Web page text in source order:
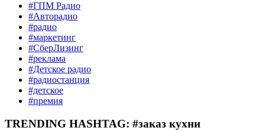
#ГПМ Радио
#Авторадио
#радио
#маркетинг
#СберЛизинг
#реклама
#Детское радио
#радиостанция
#детское
#премия
TRENDING HASHTAG: #заказ кухни